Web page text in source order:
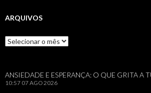
ARQUIVOS
Arquivos
ANSIEDADE E ESPERANÇA: O QUE GRITA A
10:57 07 AGO 2026